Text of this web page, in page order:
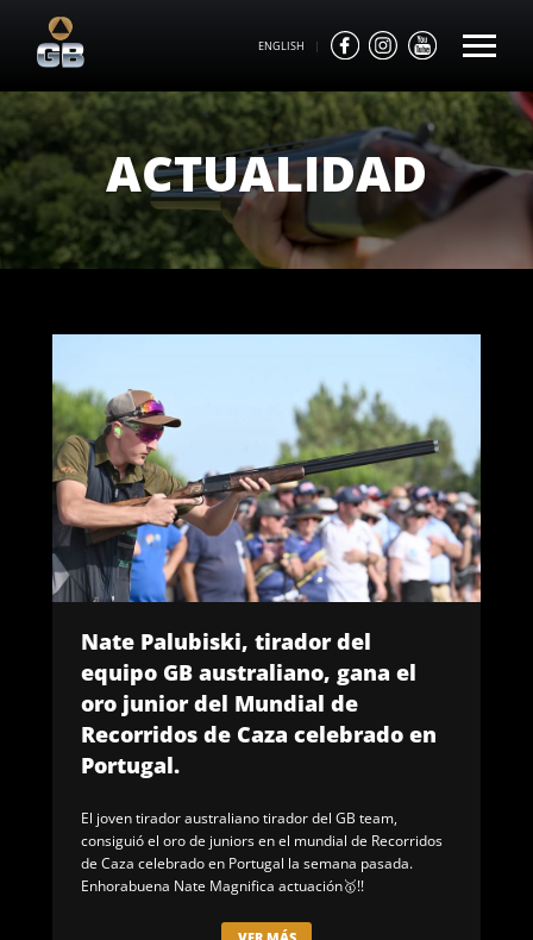
ENGLISH |
ACTUALIDAD
Nate Palubiski, tirador del
equipo GB australiano, gana el
oro junior del Mundial de
Recorridos de Caza celebrado en
Portugal.
El joven tirador australiano tirador del GB team,
consiguió el oro de juniors en el mundial de Recorridos
de Caza celebrado en Portugal la semana pasada.
Enhorabuena Nate Magnifica actuación🥇!!